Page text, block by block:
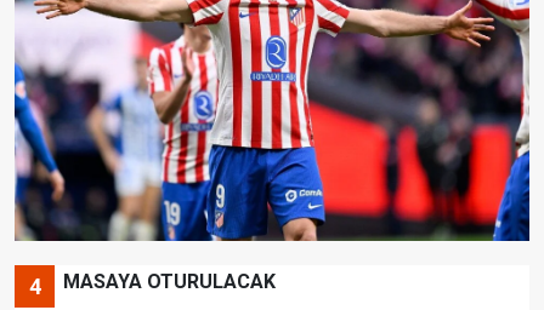
4 MASAYA OTURULACAK